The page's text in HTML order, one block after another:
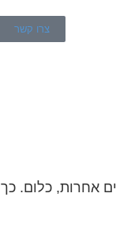
צרו קשר
אחרות, כלום. כך